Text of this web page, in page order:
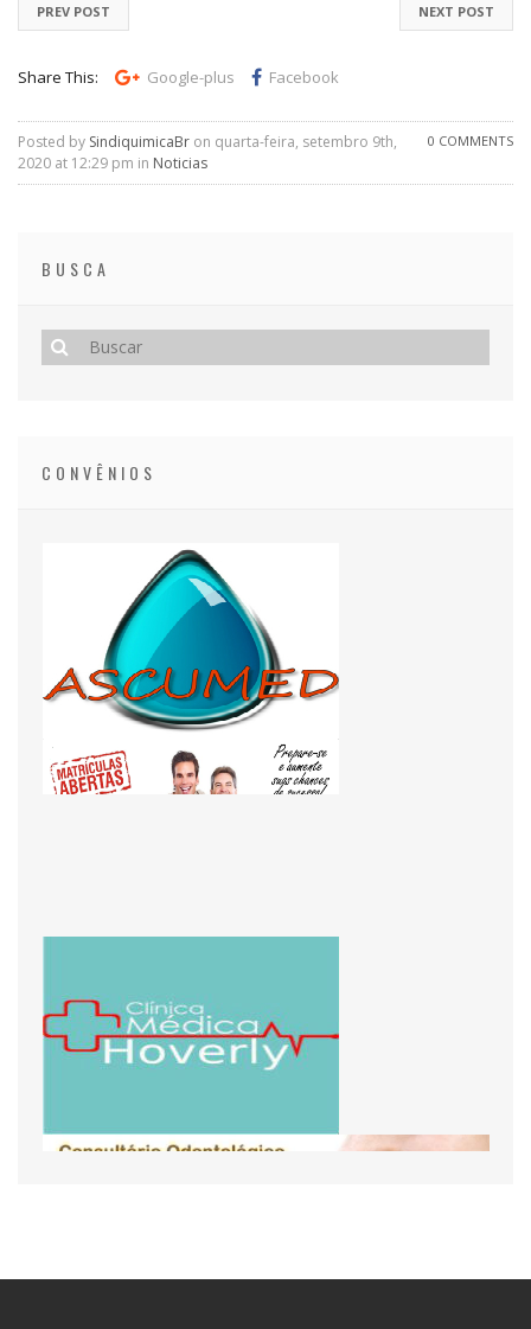
NEXT POST
PREV POST
Share This: Google-plus Facebook
0 COMMENTS
Posted by SindiquimicaBr on quarta-feira, setembro 9th,
2020 at 12:29 pm in Noticias
BUSCA
CONVÊNIOS